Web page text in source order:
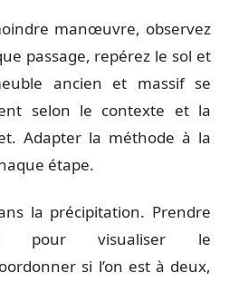
manœuvre, observez
passage, repérez le sol et
ancien et massif se
selon le contexte et la
Adapter la méthode à la
étape.
la précipitation. Prendre
pour visualiser le
si l’on est à deux,